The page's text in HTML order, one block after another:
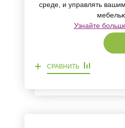
среде, и управлять
Узнайте
+ СРАВНИТЬ